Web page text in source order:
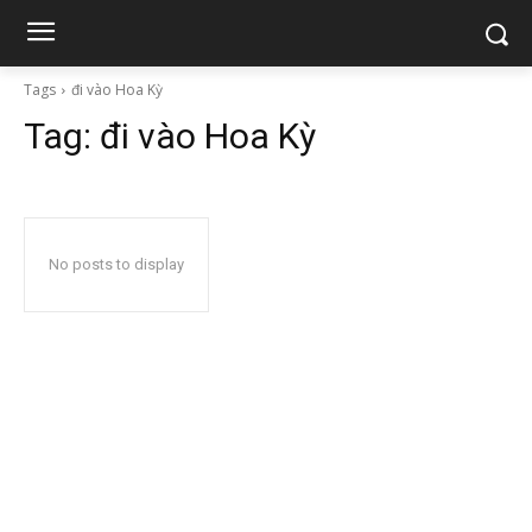
Tags đi vào Hoa Kỳ
Tag: đi vào Hoa Kỳ
No posts to display